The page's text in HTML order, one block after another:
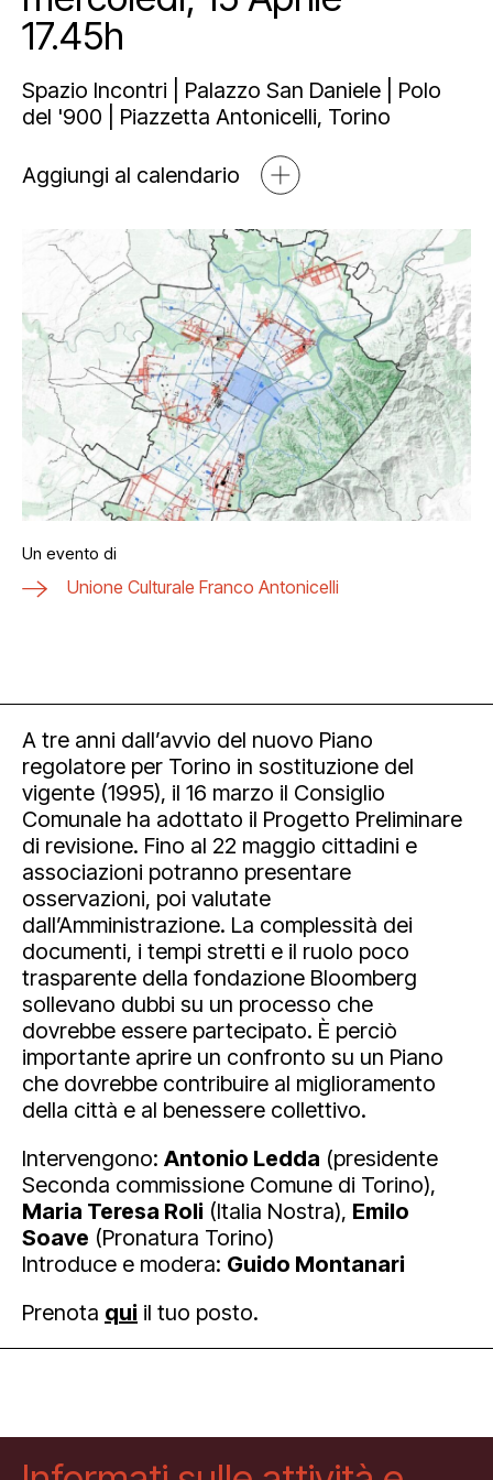
Educational
Esposizioni
Art Bonus
Partnership e sponsorship
Mediahub
Multimedia
Open tools
Blog
Newsletter
17.45h
Spazio Incontri | Palazzo San Daniele | Polo
del '900 | Piazzetta Antonicelli, Torino
Aggiungi al calendario
Un evento di
Unione Culturale Franco Antonicelli
A tre anni dall’avvio del nuovo Piano
regolatore per Torino in sostituzione del
vigente (1995), il 16 marzo il Consiglio
Comunale ha adottato il Progetto Preliminare
di revisione. Fino al 22 maggio cittadini e
associazioni potranno presentare
osservazioni, poi valutate
dall’Amministrazione. La complessità dei
documenti, i tempi stretti e il ruolo poco
trasparente della fondazione Bloomberg
sollevano dubbi su un processo che
dovrebbe essere partecipato. È perciò
importante aprire un confronto su un Piano
che dovrebbe contribuire al miglioramento
della città e al benessere collettivo.
Intervengono: Antonio Ledda (presidente
Seconda commissione Comune di Torino),
Maria Teresa Roli (Italia Nostra), Emilo
Soave (Pronatura Torino)
Introduce e modera: Guido Montanari
Prenota qui il tuo posto.